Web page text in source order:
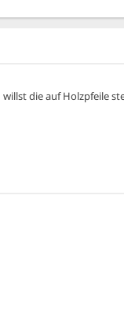
die auf Holzpfeile